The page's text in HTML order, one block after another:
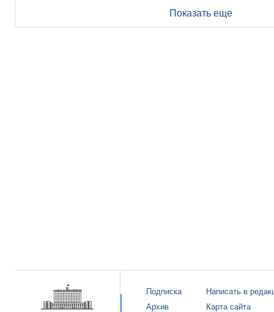
Показать еще
Подписка
Архив
Написать в
Карта сайта